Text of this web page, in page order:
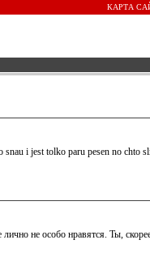
КАРТА
i jest tolko paru pesen no
не особо нравятся. Ты,